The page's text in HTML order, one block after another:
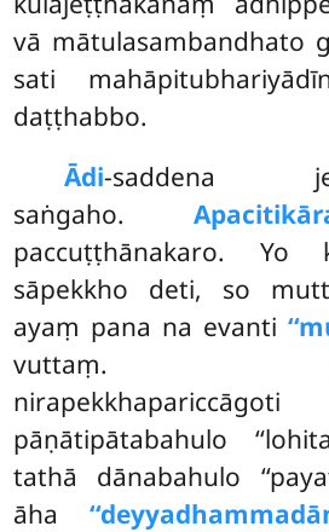
vā mātulasambandhato
sati
daṭṭhabbo.
Ādi-saddena
saṅgaho.
paccuṭṭhānakaro. Yo
sāpekkho deti, so
ayaṃ pana na evanti
vuttaṃ.
pāṇātipātabahulo
tathā dānabahulo
āha